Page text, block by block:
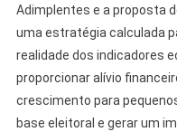
Adimplentes e a proposta
uma estratégia calculada
realidade dos indicadores
proporcionar alívio
crescimento para
base eleitoral e gerar um